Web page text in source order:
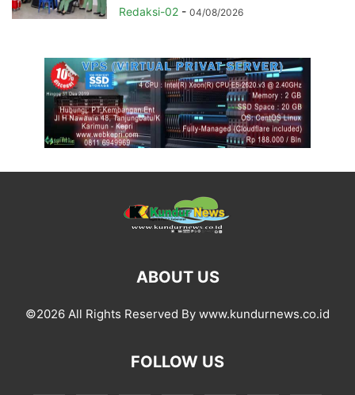
Redaksi-02 - 04/08/2026
ABOUT US
©2026 All Rights Reserved By www.kundurnews.co.id
FOLLOW US